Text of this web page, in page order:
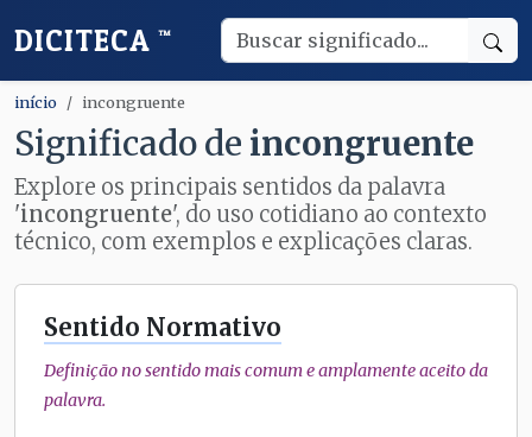
DICITECA ™
início incongruente
Significado de incongruente
Explore os principais sentidos da palavra
'incongruente', do uso cotidiano ao contexto
técnico, com exemplos e explicações claras.
Sentido Normativo
Definição no sentido mais comum e amplamente aceito da
palavra.